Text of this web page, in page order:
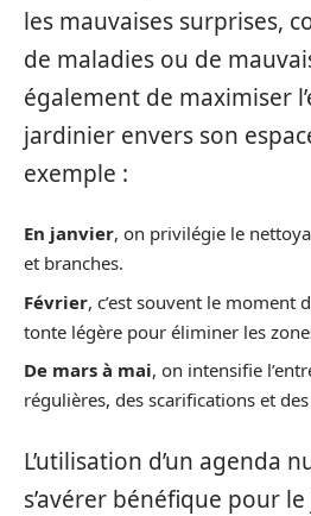
les mauvaises surprises,
de maladies ou de
également de maximiser
jardinier envers son
exemple :
En janvier, on privilégie le
et branches.
Février, c’est souvent le moment
tonte légère pour éliminer les
De mars à mai, on intensifie
régulières, des scarifications et
L’utilisation d’un agenda
s’avérer bénéfique pour